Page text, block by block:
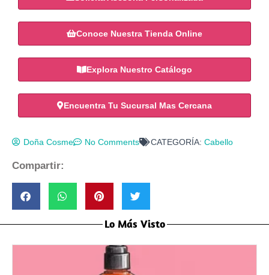
Conoce Nuestra Tienda Online
Explora Nuestro Catálogo
Encuentra Tu Sucursal Mas Cercana
Doña Cosme No Comments CATEGORÍA: Cabello
Compartir:
Lo Más Visto